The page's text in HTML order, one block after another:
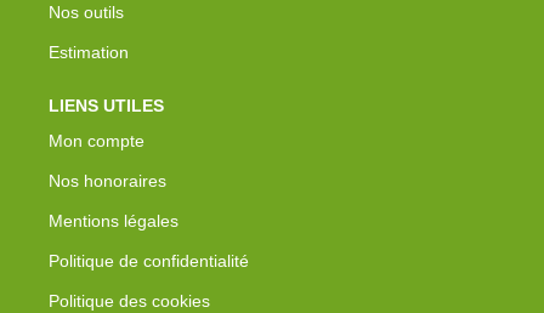
Nos outils
Estimation
LIENS UTILES
Mon compte
Nos honoraires
Mentions légales
Politique de confidentialité
Politique des cookies